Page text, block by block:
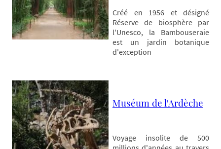
Créé en 1956 et désigné
Réserve de biosphère par
l'Unesco, la Bambouseraie
est un jardin botanique
d'exception
Muséum de l'Ardèche
Voyage insolite de 500